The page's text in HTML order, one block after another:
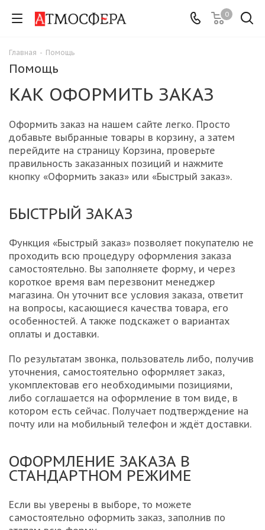
0
Главная - Помощь
Помощь
КАК ОФОРМИТЬ ЗАКАЗ
Оформить заказ на нашем сайте легко. Просто
добавьте выбранные товары в корзину, а затем
перейдите на страницу Корзина, проверьте
правильность заказанных позиций и нажмите
кнопку «Оформить заказ» или «Быстрый заказ».
БЫСТРЫЙ ЗАКАЗ
Функция «Быстрый заказ» позволяет покупателю не
проходить всю процедуру оформления заказа
самостоятельно. Вы заполняете форму, и через
короткое время вам перезвонит менеджер
магазина. Он уточнит все условия заказа, ответит
на вопросы, касающиеся качества товара, его
особенностей. А также подскажет о вариантах
оплаты и доставки.
По результатам звонка, пользователь либо, получив
уточнения, самостоятельно оформляет заказ,
укомплектовав его необходимыми позициями,
либо соглашается на оформление в том виде, в
котором есть сейчас. Получает подтверждение на
почту или на мобильный телефон и ждёт доставки.
ОФОРМЛЕНИЕ ЗАКАЗА В
СТАНДАРТНОМ РЕЖИМЕ
Если вы уверены в выборе, то можете
самостоятельно оформить заказ, заполнив по